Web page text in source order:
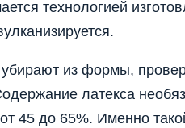
технологией
убирают из формы,
латекса
45 до 65%. Именно